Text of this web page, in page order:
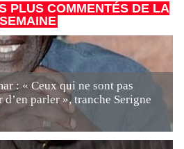
PLUS COMMENTÉS DE LA
SEMAINE
: « Ceux qui ne sont pas
parler », tranche Serigne